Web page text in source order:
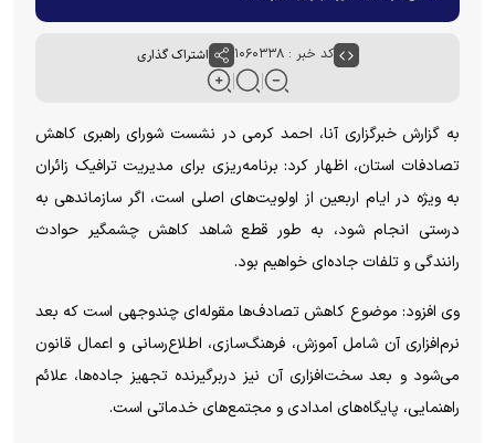
کد خبر : ۱۰۶۰۳۳۸ اشتراک گذاری
به گزارش خبرگزاری آنا، احمد کرمی در نشست شورای راهبری کاهش
تصادفات استان، اظهار کرد: برنامه‌ریزی برای مدیریت ترافیک زائران
به ویژه در ایام اربعین از اولویت‌های اصلی است، اگر سازماندهی به
درستی انجام شود، به طور قطع شاهد کاهش چشمگیر حوادث
رانندگی و تلفات جاده‌ای خواهیم بود.
وی افزود: موضوع کاهش تصادف‌ها مقوله‌ای چندوجهی است که بعد
نرم‌افزاری آن شامل آموزش، فرهنگ‌سازی، اطلاع‌رسانی و اعمال قانون
می‌شود و بعد سخت‌افزاری آن نیز دربرگیرنده تجهیز جاده‌ها، علائم
راهنمایی، پایگاه‌های امدادی و مجتمع‌های خدماتی است.